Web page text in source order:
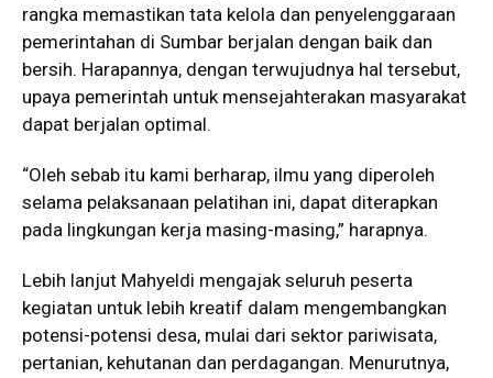
rangka memastikan tata kelola dan penyelenggaraan
pemerintahan di Sumbar berjalan dengan baik dan
bersih. Harapannya, dengan terwujudnya hal tersebut,
upaya pemerintah untuk mensejahterakan masyarakat
dapat berjalan optimal.
“Oleh sebab itu kami berharap, ilmu yang diperoleh
selama pelaksanaan pelatihan ini, dapat diterapkan
pada lingkungan kerja masing-masing,” harapnya.
Lebih lanjut Mahyeldi mengajak seluruh peserta
kegiatan untuk lebih kreatif dalam mengembangkan
potensi-potensi desa, mulai dari sektor pariwisata,
pertanian, kehutanan dan perdagangan. Menurutnya,